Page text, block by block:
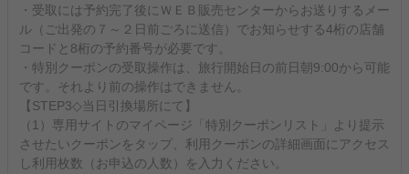
・受取には予約完了後にＷＥＢ販売センターからお送りするメー
ル（ご出発の７～２日前ごろに送信）でお知らせする4桁の店舗
コードと8桁の予約番号が必要です。
・特別クーポンの受取操作は、旅行開始日の前日朝9:00から可能
です。それより前の操作はできません。
【STEP3◇当日引換場所にて】
（1）専用サイトのマイページ「特別クーポンリスト」より提示
させたいクーポンをタップ、利用クーポンの詳細画面にアクセス
し利用枚数（お申込の人数）を入力ください。